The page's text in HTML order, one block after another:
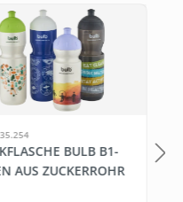
BULB B1-
AUS ZUCKERROHR